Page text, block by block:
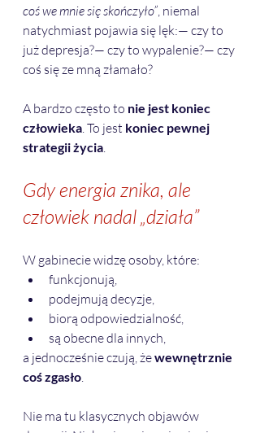
coś we mnie się skończyło”, niemal
natychmiast pojawia się lęk:— czy to
już depresja?— czy to wypalenie?— czy
coś się ze mną złamało?
A bardzo często to nie jest koniec
człowieka. To jest koniec pewnej
strategii życia.
Gdy energia znika, ale
człowiek nadal „działa”
W gabinecie widzę osoby, które:
funkcjonują,
podejmują decyzje,
biorą odpowiedzialność,
są obecne dla innych,
a jednocześnie czują, że wewnętrznie
coś zgasło.
Nie ma tu klasycznych objawów